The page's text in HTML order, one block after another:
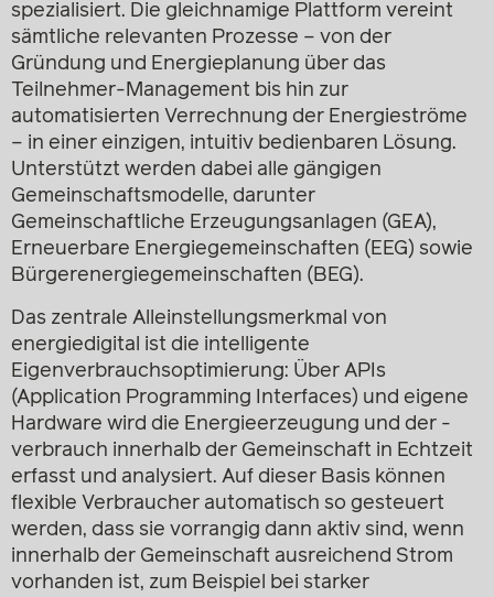
spezialisiert. Die gleichnamige Plattform vereint
sämtliche relevanten Prozesse – von der
Gründung und Energieplanung über das
Teilnehmer-Management bis hin zur
automatisierten Verrechnung der Energieströme
– in einer einzigen, intuitiv bedienbaren Lösung.
Unterstützt werden dabei alle gängigen
Gemeinschaftsmodelle, darunter
Gemeinschaftliche Erzeugungsanlagen (GEA),
Erneuerbare Energiegemeinschaften (EEG) sowie
Bürgerenergiegemeinschaften (BEG).
Das zentrale Alleinstellungsmerkmal von
energiedigital ist die intelligente
Eigenverbrauchsoptimierung: Über APIs
(Application Programming Interfaces) und eigene
Hardware wird die Energieerzeugung und der -
verbrauch innerhalb der Gemeinschaft in Echtzeit
erfasst und analysiert. Auf dieser Basis können
flexible Verbraucher automatisch so gesteuert
werden, dass sie vorrangig dann aktiv sind, wenn
innerhalb der Gemeinschaft ausreichend Strom
vorhanden ist, zum Beispiel bei starker